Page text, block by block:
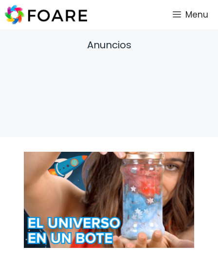
Saltar
al
Menu
Anuncios